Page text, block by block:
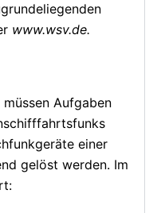
www.wsv.de.
Aufgaben
einer
gelöst werden. Im